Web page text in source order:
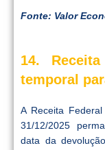
Fonte: Valor
14.
temporal
A Receita
31/12/2025
data da